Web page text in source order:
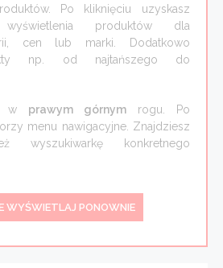
Po kliknięciu uzyskasz
wyświetlenia produktów dla
cen lub marki. Dodatkowo
np. od najtańszego do
w prawym górnymrogu. Po
menu nawigacyjne. Znajdziesz
wyszukiwarkę konkretnego
WYŚWIETLAJ PONOWNIE